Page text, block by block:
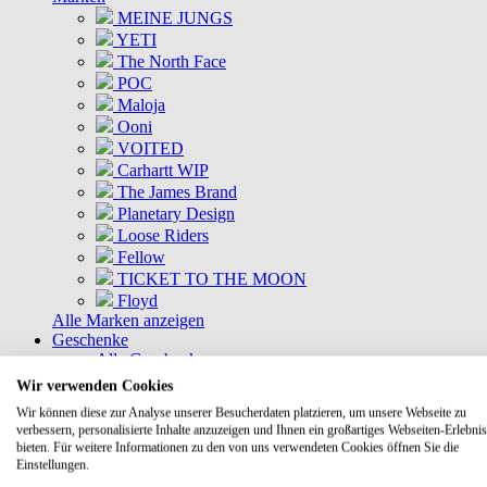
MEINE JUNGS
YETI
The North Face
POC
Maloja
Ooni
VOITED
Carhartt WIP
The James Brand
Planetary Design
Loose Riders
Fellow
TICKET TO THE MOON
Floyd
Alle Marken anzeigen
Geschenke
Alle Geschenke
Geschenkkisten
DEALS
Aktuelle Deals
Kommende Deals
Wir verwenden Cookies
Wir können diese zur Analyse unserer Besucherdaten platzieren, um unsere Webseite zu
verbessern, personalisierte Inhalte anzuzeigen und Ihnen ein großartiges Webseiten-
bieten. Für weitere Informationen zu den von uns verwendeten Cookies öffnen Sie die
Einstellungen.